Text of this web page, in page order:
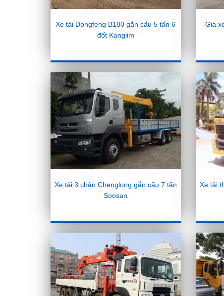
Xe tải Dongfeng B180 gắn cẩu 5 tấn 6
đốt Kanglim
Giá
Xe tải 3 chân Chenglong gắn cẩu 7 tấn
Soosan
Xe tải